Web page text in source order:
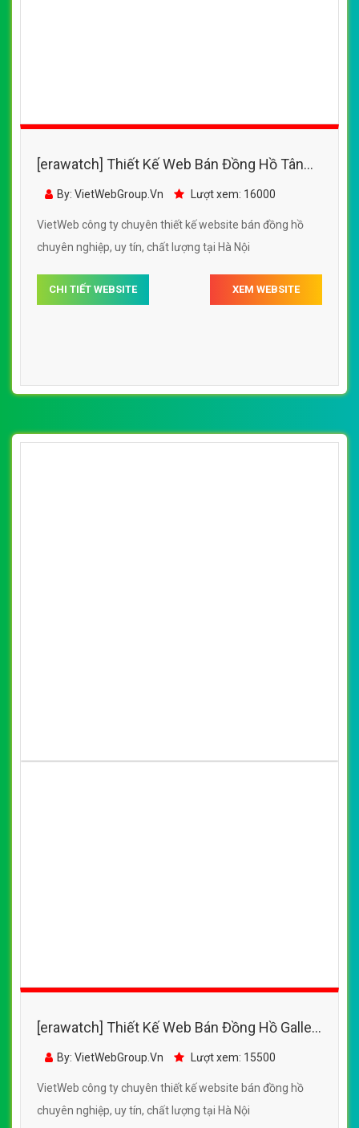
[erawatch] Thiết Kế Web Bán Đồng Hồ Tân
Tân đẹp, chuyên nghiệp chuẩn SEO
By: VietWebGroup.Vn Lượt xem: 16000
VietWeb công ty chuyên thiết kế website bán đồng hồ
chuyên nghiệp, uy tín, chất lượng tại Hà Nội
CHI TIẾT WEBSITE XEM WEBSITE
[erawatch] Thiết Kế Web Bán Đồng Hồ Galle
đẹp, chuyên nghiệp chuẩn SEO
By: VietWebGroup.Vn Lượt xem: 15500
VietWeb công ty chuyên thiết kế website bán đồng hồ
chuyên nghiệp, uy tín, chất lượng tại Hà Nội